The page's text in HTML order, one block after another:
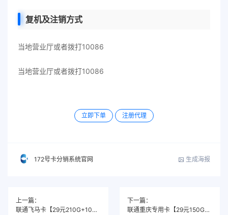
复机及注销方式
当地营业厅或者拨打10086
当地营业厅或者拨打10086
立即下单 注册代理
172号卡分销系统官网 生成海报
上一篇：
联通飞马卡【29元210G+100分钟】
下一篇：
联通重庆专用卡【29元150G+300分钟】